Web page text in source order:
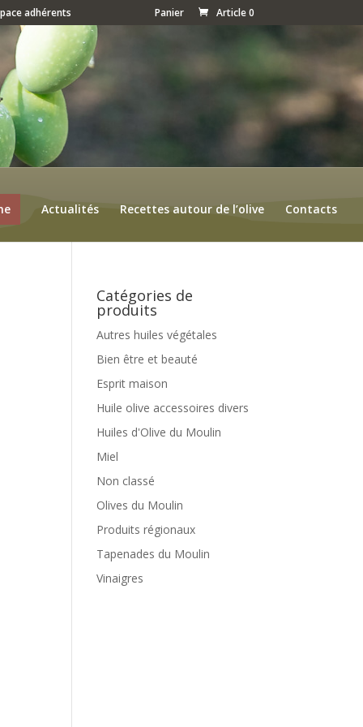
adhérents Panier Article 0
Actualités Recettes autour de l’olive Contacts
Catégories de
produits
Autres huiles végétales
Bien être et beauté
Esprit maison
Huile olive accessoires divers
Huiles d'Olive du Moulin
Miel
Non classé
Olives du Moulin
Produits régionaux
Tapenades du Moulin
Vinaigres